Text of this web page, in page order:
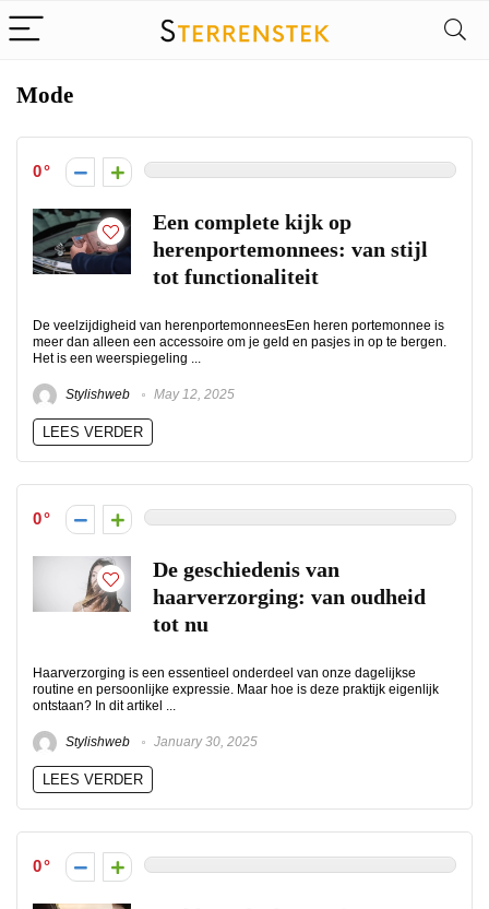
Mode
0
Een complete kijk op
herenportemonnees: van stijl
tot functionaliteit
De veelzijdigheid van herenportemonneesEen heren portemonnee is
meer dan alleen een accessoire om je geld en pasjes in op te bergen.
Het is een weerspiegeling ...
Stylishweb May 12, 2025
LEES VERDER
0
De geschiedenis van
haarverzorging: van oudheid
tot nu
Haarverzorging is een essentieel onderdeel van onze dagelijkse
routine en persoonlijke expressie. Maar hoe is deze praktijk eigenlijk
ontstaan? In dit artikel ...
Stylishweb January 30, 2025
LEES VERDER
0